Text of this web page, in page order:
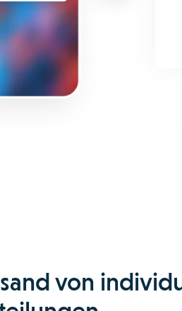
von